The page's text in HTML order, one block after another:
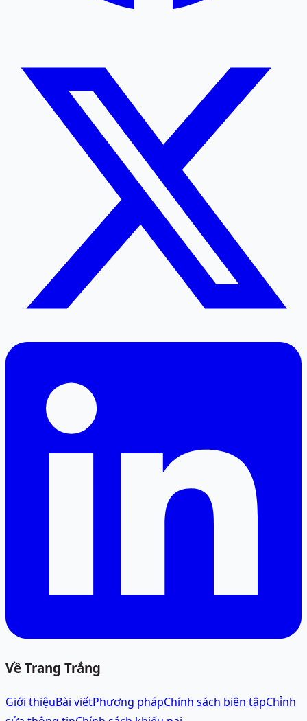
Về Trang Trắng
Giới thiệuBài viếtPhương phápChính sách biên tậpChỉnh